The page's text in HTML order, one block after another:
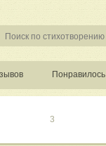
Понравилось
3